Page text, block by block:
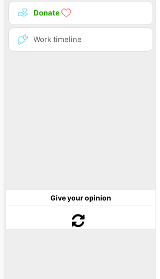
Donate
Work timeline
Give your opinion